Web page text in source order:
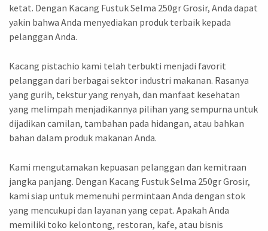
ketat. Dengan Kacang Fustuk Selma 250gr Grosir, Anda dapat
yakin bahwa Anda menyediakan produk terbaik kepada
pelanggan Anda.
Kacang pistachio kami telah terbukti menjadi favorit
pelanggan dari berbagai sektor industri makanan. Rasanya
yang gurih, tekstur yang renyah, dan manfaat kesehatan
yang melimpah menjadikannya pilihan yang sempurna untuk
dijadikan camilan, tambahan pada hidangan, atau bahkan
bahan dalam produk makanan Anda.
Kami mengutamakan kepuasan pelanggan dan kemitraan
jangka panjang. Dengan Kacang Fustuk Selma 250gr Grosir,
kami siap untuk memenuhi permintaan Anda dengan stok
yang mencukupi dan layanan yang cepat. Apakah Anda
memiliki toko kelontong, restoran, kafe, atau bisnis